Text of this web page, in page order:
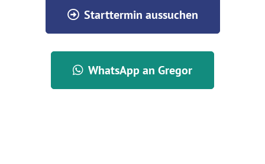
Starttermin aussuchen
WhatsApp an Gregor